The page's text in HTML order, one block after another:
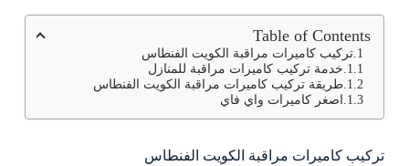
Table of Contents
تركيب كاميرات مراقبة الكويت الفنطاس
خدمة تركيب كاميرات مراقبة للمنازل
طريقة تركيب كاميرات مراقبة الكويت الفنطاس
اصغر كاميرات واي فاي
تركيب كاميرات مراقبة الكويت الفنطاس